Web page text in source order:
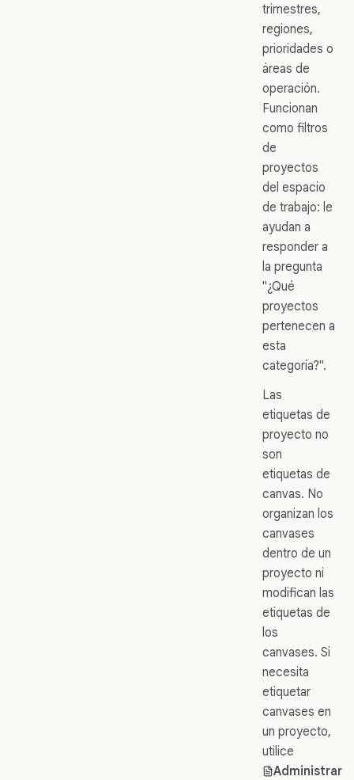
trimestres,
regiones,
prioridades o
áreas de
operación.
Funcionan
como filtros
de
proyectos
del espacio
de trabajo: le
ayudan a
responder a
la pregunta
"¿Qué
proyectos
pertenecen a
esta
categoría?".
Las
etiquetas de
proyecto no
son
etiquetas de
canvas. No
organizan los
canvases
dentro de un
proyecto ni
modifican las
etiquetas de
los
canvases. Si
necesita
etiquetar
canvases en
un proyecto,
utilice
Administrar